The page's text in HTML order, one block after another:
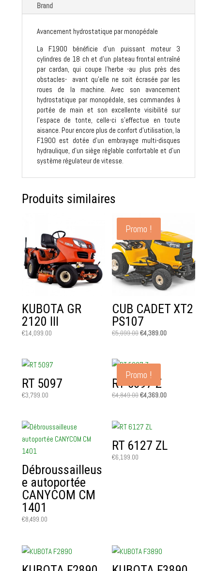
Brand
Avancement hydrostatique par monopédale
La F1900 bénéficie d’un puissant moteur 3
cylindres de 18 ch et d’un plateau frontal entraîné
par cardan, qui coupe l’herbe -au plus près des
obstacles- avant qu'elle ne soit écrasée par les
roues de la machine. Avec son avancement
hydrostatique par monopédale, ses commandes à
portée de main et son excellente visibilité sur
l’espace de tonte, celle-ci s’effectue en toute
aisance. Pour encore plus de confort d’utilisation, la
F1900 est dotée d’un embrayage multi-disques
hydraulique, d’un siège réglable confortable et d’un
système régulateur de vitesse.
Produits similaires
KUBOTA GR
2120 III
€14,099.00
Promo !
CUB CADET XT2
PS107
€5,099.00Le
était :
€5,099.00.
€4,389.00Le
RT 5097
€3,799.00
Promo !
RT 5097 Z
€4,849.00Le
était :
€4,849.00.
€4,369.00Le
Débroussailleus
e autoportée
CANYCOM CM
1401
€8,499.00
RT 6127 ZL
€6,199.00